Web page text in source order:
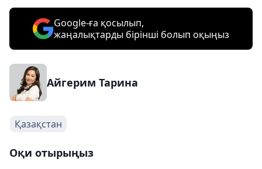
Google-ға қосылып,
жаңалықтарды бірінші болып оқыңыз
Айгерим Тарина
Қазақстан
Оқи отырыңыз